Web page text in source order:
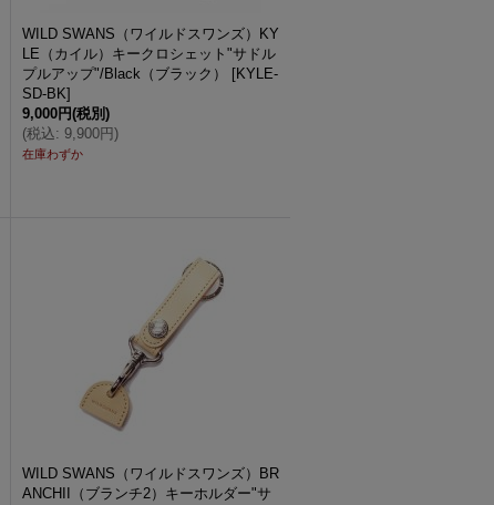
WILD SWANS（ワイルドスワンズ）KY
LE（カイル）キークロシェット"サドル
プルアップ"/Black（ブラック）
[KYLE-
SD-BK]
9,000円(税別)
(税込: 9,900円)
在庫わずか
WILD SWANS（ワイルドスワンズ）BR
ANCHII（ブランチ2）キーホルダー"サ